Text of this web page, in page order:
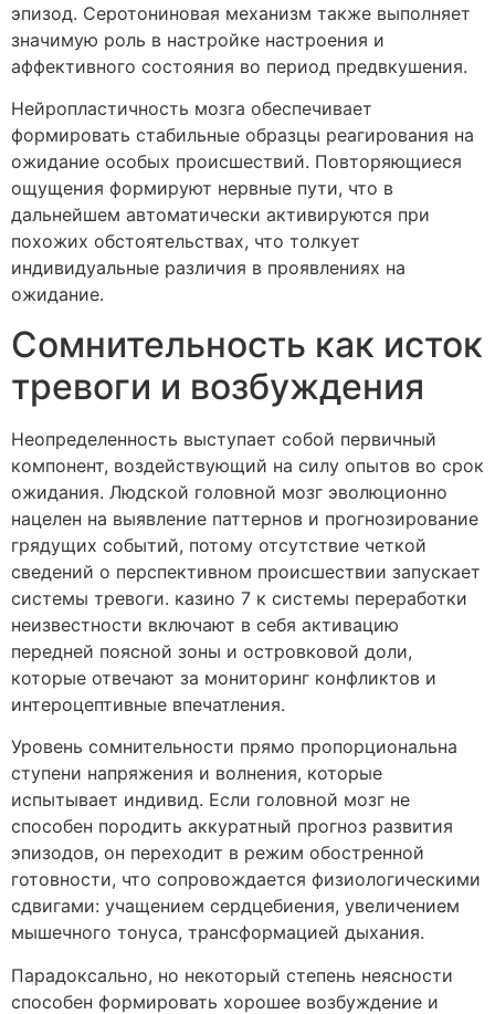
эпизод. Серотониновая механизм также выполняет
значимую роль в настройке настроения и
аффективного состояния во период предвкушения.
Нейропластичность мозга обеспечивает
формировать стабильные образцы реагирования на
ожидание особых происшествий. Повторяющиеся
ощущения формируют нервные пути, что в
дальнейшем автоматически активируются при
похожих обстоятельствах, что толкует
индивидуальные различия в проявлениях на
ожидание.
Сомнительность как исток
тревоги и возбуждения
Неопределенность выступает собой первичный
компонент, воздействующий на силу опытов во срок
ожидания. Людской головной мозг эволюционно
нацелен на выявление паттернов и прогнозирование
грядущих событий, потому отсутствие четкой
сведений о перспективном происшествии запускает
системы тревоги. казино 7 к системы переработки
неизвестности включают в себя активацию
передней поясной зоны и островковой доли,
которые отвечают за мониторинг конфликтов и
интероцептивные впечатления.
Уровень сомнительности прямо пропорциональна
ступени напряжения и волнения, которые
испытывает индивид. Если головной мозг не
способен породить аккуратный прогноз развития
эпизодов, он переходит в режим обостренной
готовности, что сопровождается физиологическими
сдвигами: учащением сердцебиения, увеличением
мышечного тонуса, трансформацией дыхания.
Парадоксально, но некоторый степень неясности
способен формировать хорошее возбуждение и